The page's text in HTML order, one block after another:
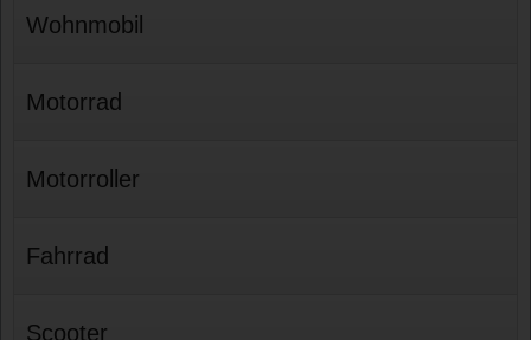
Wohnmobil
Motorrad
Motorroller
Fahrrad
Scooter